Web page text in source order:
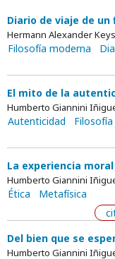
Diario de viaje de un
Hermann Alexander
Filosofía moderna
El mito de la
Humberto Giannini
Autenticidad
Filosofía
La experiencia moral
Humberto Giannini
Ética
Metafísica
Del bien que se
Humberto Giannini